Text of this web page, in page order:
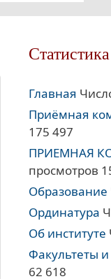
Главная
Приёмная
175 497
ПРИЕМНАЯ
просмотров
Образование
Ординатура
Об институте
Факультеты
62 618